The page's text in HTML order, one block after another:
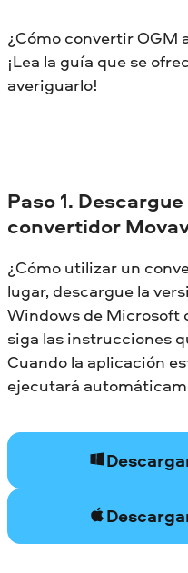
¿Cómo convertir OGM
¡Lea la guía que se
averiguarlo!
Paso 1.
convertidor
¿Cómo utilizar un
lugar, descargue la
Windows de Microsoft
siga las instrucciones
Cuando la aplicación
ejecutará